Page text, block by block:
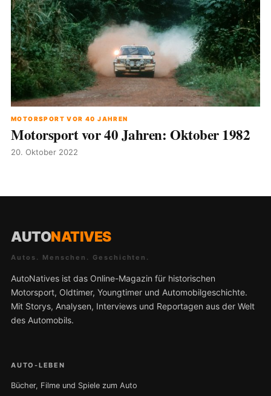
MOTORSPORT VOR 40 JAHREN
Motorsport vor 40 Jahren: Oktober 1982
20. Oktober 2022
AUTONATIVES
Autos. Menschen. Geschichten.
AutoNatives ist das Online-Magazin für historischen
Motorsport, Oldtimer, Youngtimer und Automobilgeschichte.
Mit Storys, Analysen, Interviews und Reportagen aus der Welt
des Automobils.
AUTO-LEBEN
Bücher, Filme und Spiele zum Auto